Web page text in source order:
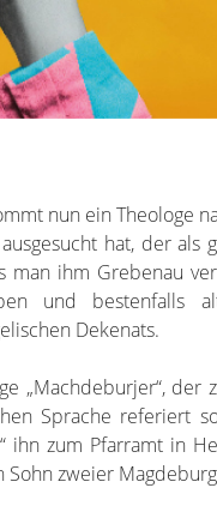
nun ein Theologe
hat, der als
man ihm Grebenau
und
Dekenats.
„Machdeburjer“, der
Sprache referiert
ihn zum Pfarramt in
zweier